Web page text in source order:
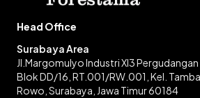
Head Office
Surabaya Area
Jl.Margomulyo Industri XI3 Pergudangan
Blok DD/16, RT.001/RW.001, Kel.
Rowo, Surabaya, Jawa Timur 60184